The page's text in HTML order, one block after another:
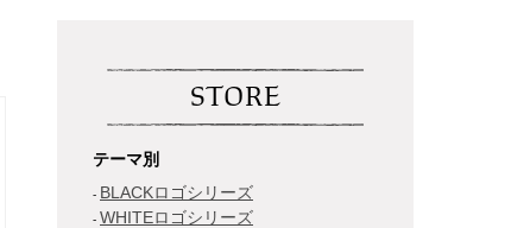
STORE
テーマ別
BLACKロゴシリーズ
WHITEロゴシリーズ